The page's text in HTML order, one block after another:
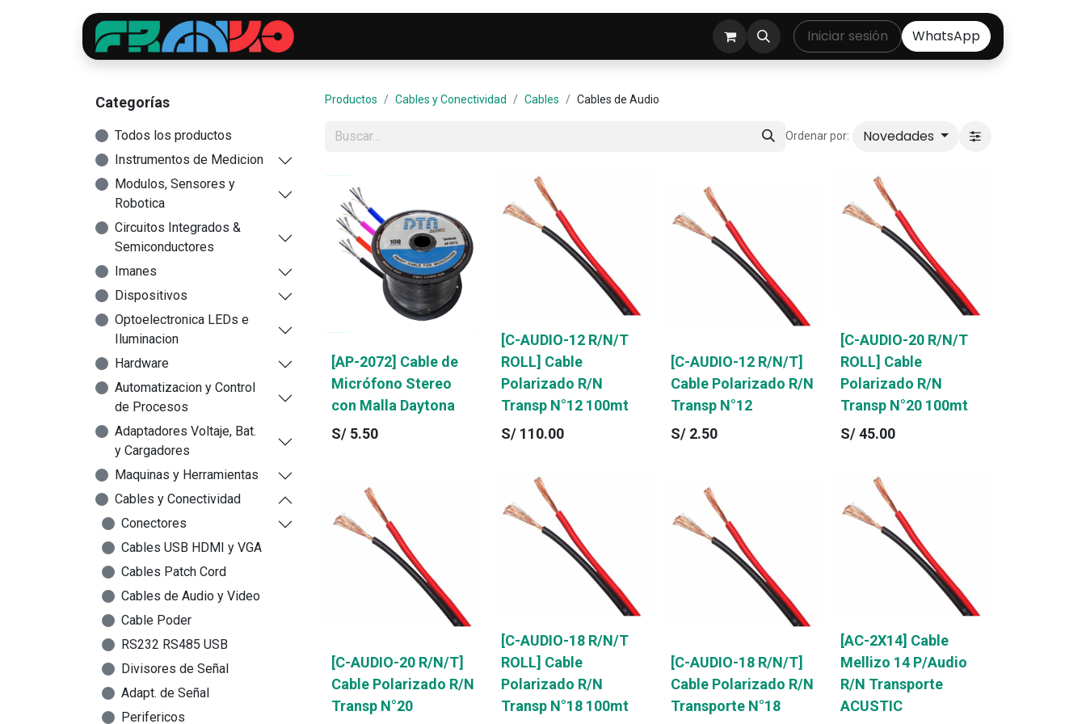
Contáctenos Iniciar sesión WhatsApp
Categorías
Todos los productos
Instrumentos de Medicion
Modulos, Sensores y
Robotica
Circuitos Integrados &
Semiconductores
Imanes
Dispositivos
Optoelectronica LEDs e
Iluminacion
Hardware
Automatizacion y Control
de Procesos
Adaptadores Voltaje, Bat.
y Cargadores
Maquinas y Herramientas
Cables y Conectividad
Conectores
Cables USB HDMI y VGA
Cables Patch Cord
Cables de Audio y Video
Cable Poder
RS232 RS485 USB
Divisores de Señal
Adapt. de Señal
Perifericos
Productos Cables y Conectividad Cables Cables de Audio
Ordenar por: Novedades
[AP-2072] Cable de
Micrófono Stereo
con Malla Daytona
S/ 5.50
[C-AUDIO-12 R/N/T
ROLL] Cable
Polarizado R/N
Transp N°12 100mt
S/ 110.00
[C-AUDIO-12 R/N/T]
Cable Polarizado R/N
Transp N°12
S/ 2.50
[C-AUDIO-20 R/N/T
ROLL] Cable
Polarizado R/N
Transp N°20 100mt
S/45.00
[C-AUDIO-20 R/N/T]
Cable Polarizado R/N
Transp N°20
[C-AUDIO-18 R/N/T
ROLL] Cable
Polarizado R/N
Transp N°18 100mt
[C-AUDIO-18 R/N/T]
Cable Polarizado R/N
Transporte N°18
[AC-2X14] Cable
Mellizo 14 P/Audio
R/N Transporte
ACUSTIC